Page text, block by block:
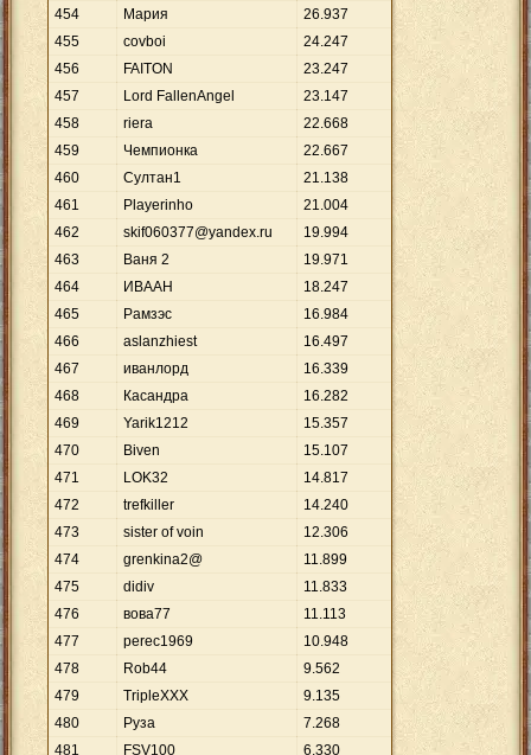
454
Мария 26.937
455
covboi 24.247
456
FAITON 23.247
457
Lord FallenAngel 23.147
458
riera 22.668
459
Чемпионка 22.667
460
Султан1 21.138
461
Playerinho 21.004
462
skif060377@yandex.ru 19.994
463
Ваня 2 19.971
464
ИВААН 18.247
465
Рамзэс 16.984
466
aslanzhiest 16.497
467
иванлорд 16.339
468
Касандра 16.282
469
Yarik1212 15.357
470
Biven 15.107
471
LOK32 14.817
472
trefkiller 14.240
473
sister of voin 12.306
474
grenkina2@ 11.899
475
didiv 11.833
476
вова77 11.113
477
perec1969 10.948
478
Rob44 9.562
479
TripleXXX 9.135
480
Руза 7.268
481
FSV100 6.330